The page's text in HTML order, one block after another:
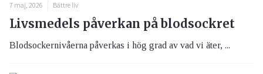
7 maj, 2026 Bättre liv
Livsmedels påverkan på blodsockret
Blodsockernivåerna påverkas i hög grad av vad vi äter, ...